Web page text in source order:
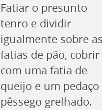
Fatiar o presunto
tenro e dividir
igualmente sobre as
fatias de pão, cobrir
com uma fatia de
queijo e um pedaço
pêssego grelhado.